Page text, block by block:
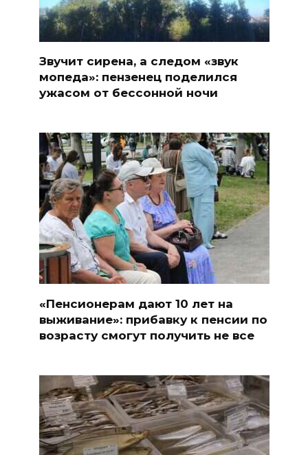
Звучит сирена, а следом «звук
мопеда»: пензенец поделился
ужасом от бессонной ночи
«Пенсионерам дают 10 лет на
выживание»: прибавку к пенсии по
возрасту смогут получить не все